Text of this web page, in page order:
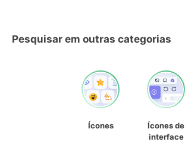
Pesquisar em outras categorias
Ícones
Ícones de
interface